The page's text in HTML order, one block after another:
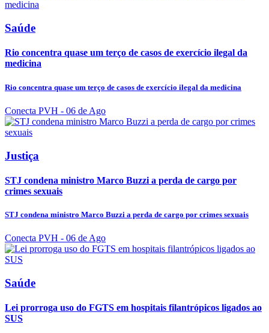
Saúde
Rio concentra quase um terço de casos de exercício ilegal da
medicina
Rio concentra quase um terço de casos de exercício ilegal da medicina
Conecta PVH - 06 de Ago
Justiça
STJ condena ministro Marco Buzzi a perda de cargo por
crimes sexuais
STJ condena ministro Marco Buzzi a perda de cargo por crimes sexuais
Conecta PVH - 06 de Ago
Saúde
Lei prorroga uso do FGTS em hospitais filantrópicos ligados ao
SUS